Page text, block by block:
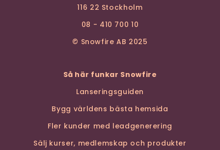
116 22 Stockholm
08 - 410 700 10
© Snowfire AB 2025
Så här funkar Snowfire
Lanseringsguiden
Bygg världens bästa hemsida
Fler kunder med leadgenerering
Sälj kurser, medlemskap och produkter